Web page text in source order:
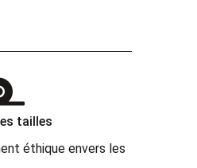
tailles
éthique envers les